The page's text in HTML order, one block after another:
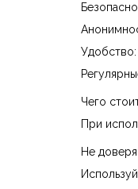
Чего
При
Не